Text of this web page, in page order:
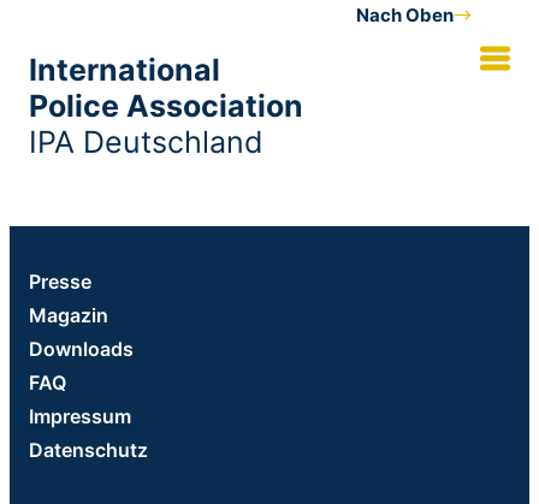
International
Police Association
IPA Deutschland
Nach Oben
Presse
Magazin
Downloads
FAQ
Impressum
Datenschutz